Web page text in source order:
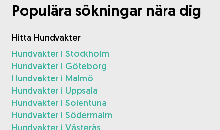
Populära sökningar nära dig
Hitta Hundvakter
Hundvakter i Stockholm
Hundvakter i Göteborg
Hundvakter i Malmö
Hundvakter i Uppsala
Hundvakter i Solentuna
Hundvakter i Södermalm
Hundvakter i Västerås